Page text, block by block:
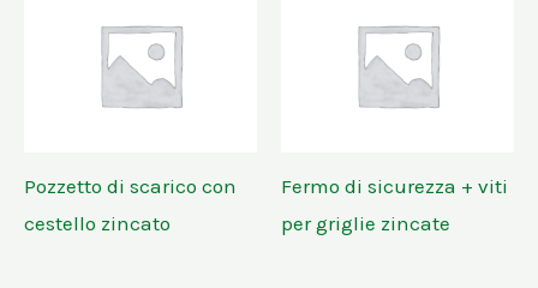
Pozzetto di scarico con
cestello zincato
Fermo di sicurezza + viti
per griglie zincate